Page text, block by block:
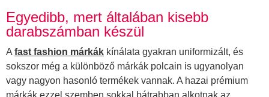
Egyedibb, mert általában kisebb
darabszámban készül
A fast fashion márkák kínálata gyakran uniformizált, és
sokszor még a különböző márkák polcain is ugyanolyan
vagy nagyon hasonló termékek vannak. A hazai prémium
márkák ezzel szemben sokkal bátrabban alkotnak az